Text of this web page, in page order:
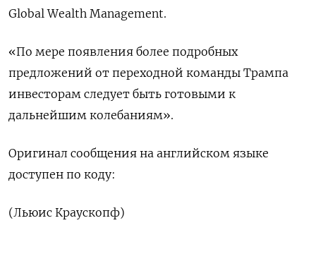
Global Wealth Management.
«По мере появления более подробных
предложений от переходной команды Трампа
инвесторам следует быть готовыми к
дальнейшим колебаниям».
Оригинал сообщения на английском языке
доступен по коду:
(Льюис Краускопф)